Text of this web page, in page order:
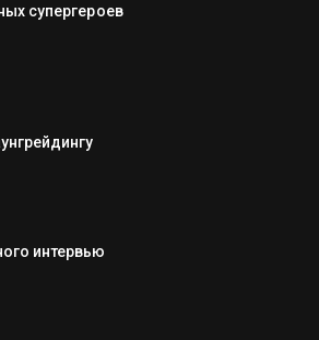
супергероев
интервью